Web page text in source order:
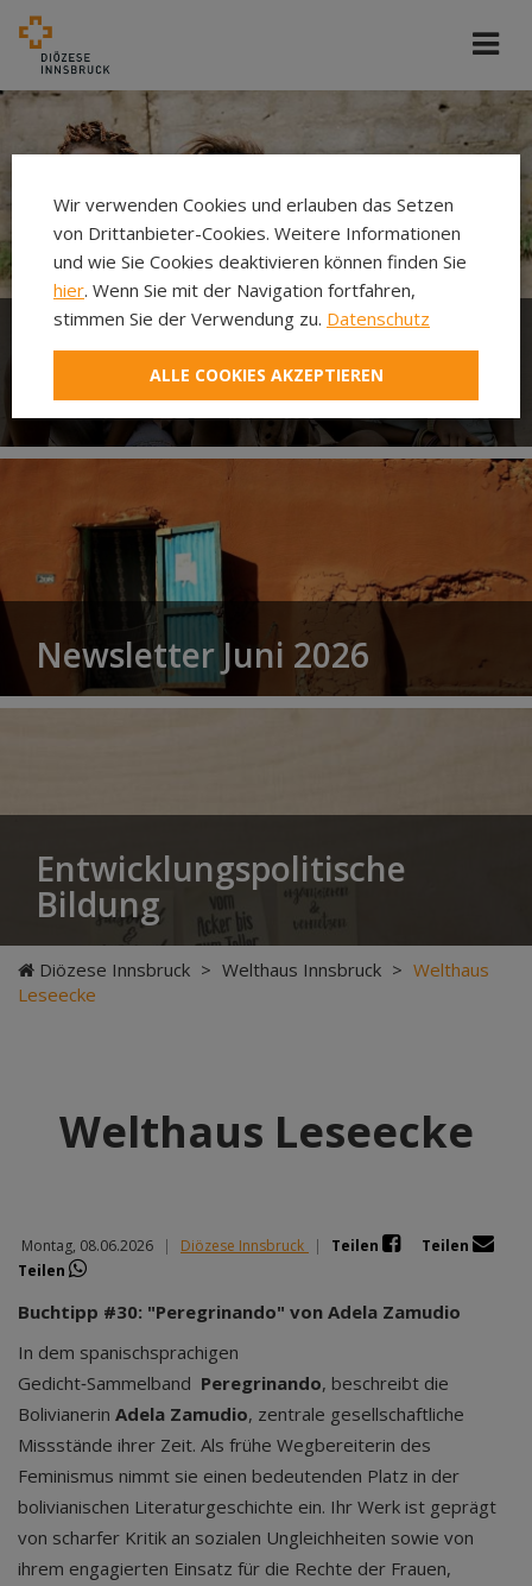
Welthaus der Diözese
Innsbruck
Newsletter Juni 2026
Entwicklungspolitische
Bildung
Diözese Innsbruck > Welthaus Innsbruck > Welthaus
Leseecke
Welthaus Leseecke
Montag, 08.06.2026 | Diözese Innsbruck | Teilen
Teilen
Teilen
Buchtipp #30: "Peregrinando" von Adela Zamudio
In dem spanischsprachigen
Gedicht‑Sammelband Peregrinando, beschreibt die
Bolivianerin Adela Zamudio, zentrale gesellschaftliche
Missstände ihrer Zeit. Als frühe Wegbereiterin des
Feminismus nimmt sie einen bedeutenden Platz in der
bolivianischen Literaturgeschichte ein. Ihr Werk ist geprägt
von scharfer Kritik an sozialen Ungleichheiten sowie von
ihrem engagierten Einsatz für die Rechte der Frauen,
Wir verwenden Cookies und erlauben das Setzen
von Drittanbieter-Cookies. Weitere Informationen
und wie Sie Cookies deaktivieren können finden Sie
hier. Wenn Sie mit der Navigation fortfahren,
stimmen Sie der Verwendung zu. Datenschutz
ALLE COOKIES AKZEPTIEREN